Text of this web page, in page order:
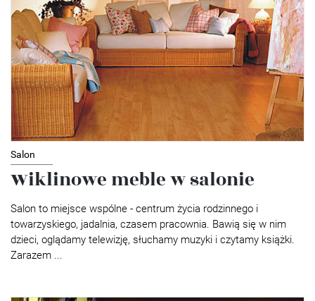
Salon
Wiklinowe meble w salonie
Salon to miejsce wspólne - centrum życia rodzinnego i
towarzyskiego, jadalnia, czasem pracownia. Bawią się w nim
dzieci, oglądamy telewizję, słuchamy muzyki i czytamy książki.
Zarazem ...